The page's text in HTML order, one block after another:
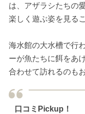
は、アザラシたちの
楽しく遊ぶ姿を見る
海水館の大水槽で行
ーが魚たちに餌をあ
合わせて訪れるのも
口コミPickup！